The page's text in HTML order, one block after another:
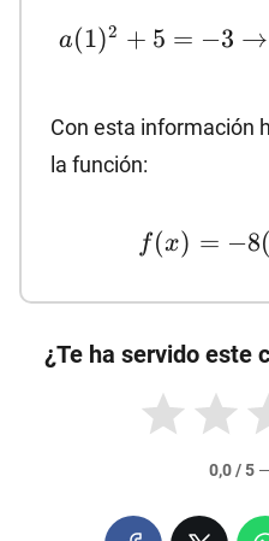
a(1)^2+5=-
5}{1}=-
a(1)2 + 5 = −3 →
Con esta información
la función:
f(x)=-
f(x) = −8(
¿Te ha servido este
0,0 / 5—